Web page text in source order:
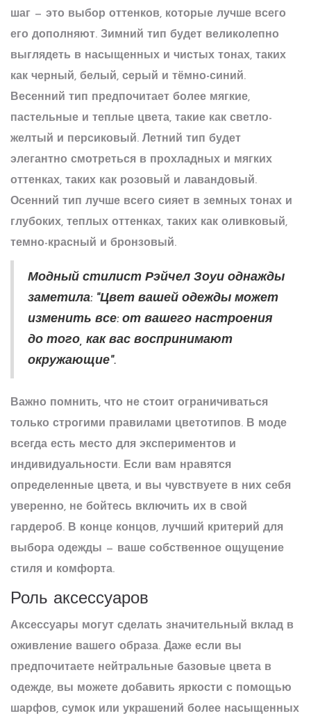
шаг — это выбор оттенков, которые лучше всего
его дополняют. Зимний тип будет великолепно
выглядеть в насыщенных и чистых тонах, таких
как черный, белый, серый и тёмно-синий.
Весенний тип предпочитает более мягкие,
пастельные и теплые цвета, такие как светло-
желтый и персиковый. Летний тип будет
элегантно смотреться в прохладных и мягких
оттенках, таких как розовый и лавандовый.
Осенний тип лучше всего сияет в земных тонах и
глубоких, теплых оттенках, таких как оливковый,
темно-красный и бронзовый.
Модный стилист Рэйчел Зоуи однажды
заметила: "Цвет вашей одежды может
изменить все: от вашего настроения
до того, как вас воспринимают
окружающие".
Важно помнить, что не стоит ограничиваться
только строгими правилами цветотипов. В моде
всегда есть место для экспериментов и
индивидуальности. Если вам нравятся
определенные цвета, и вы чувствуете в них себя
уверенно, не бойтесь включить их в свой
гардероб. В конце концов, лучший критерий для
выбора одежды — ваше собственное ощущение
стиля и комфорта.
Роль аксессуаров
Аксессуары могут сделать значительный вклад в
оживление вашего образа. Даже если вы
предпочитаете нейтральные базовые цвета в
одежде, вы можете добавить яркости с помощью
шарфов, сумок или украшений более насыщенных